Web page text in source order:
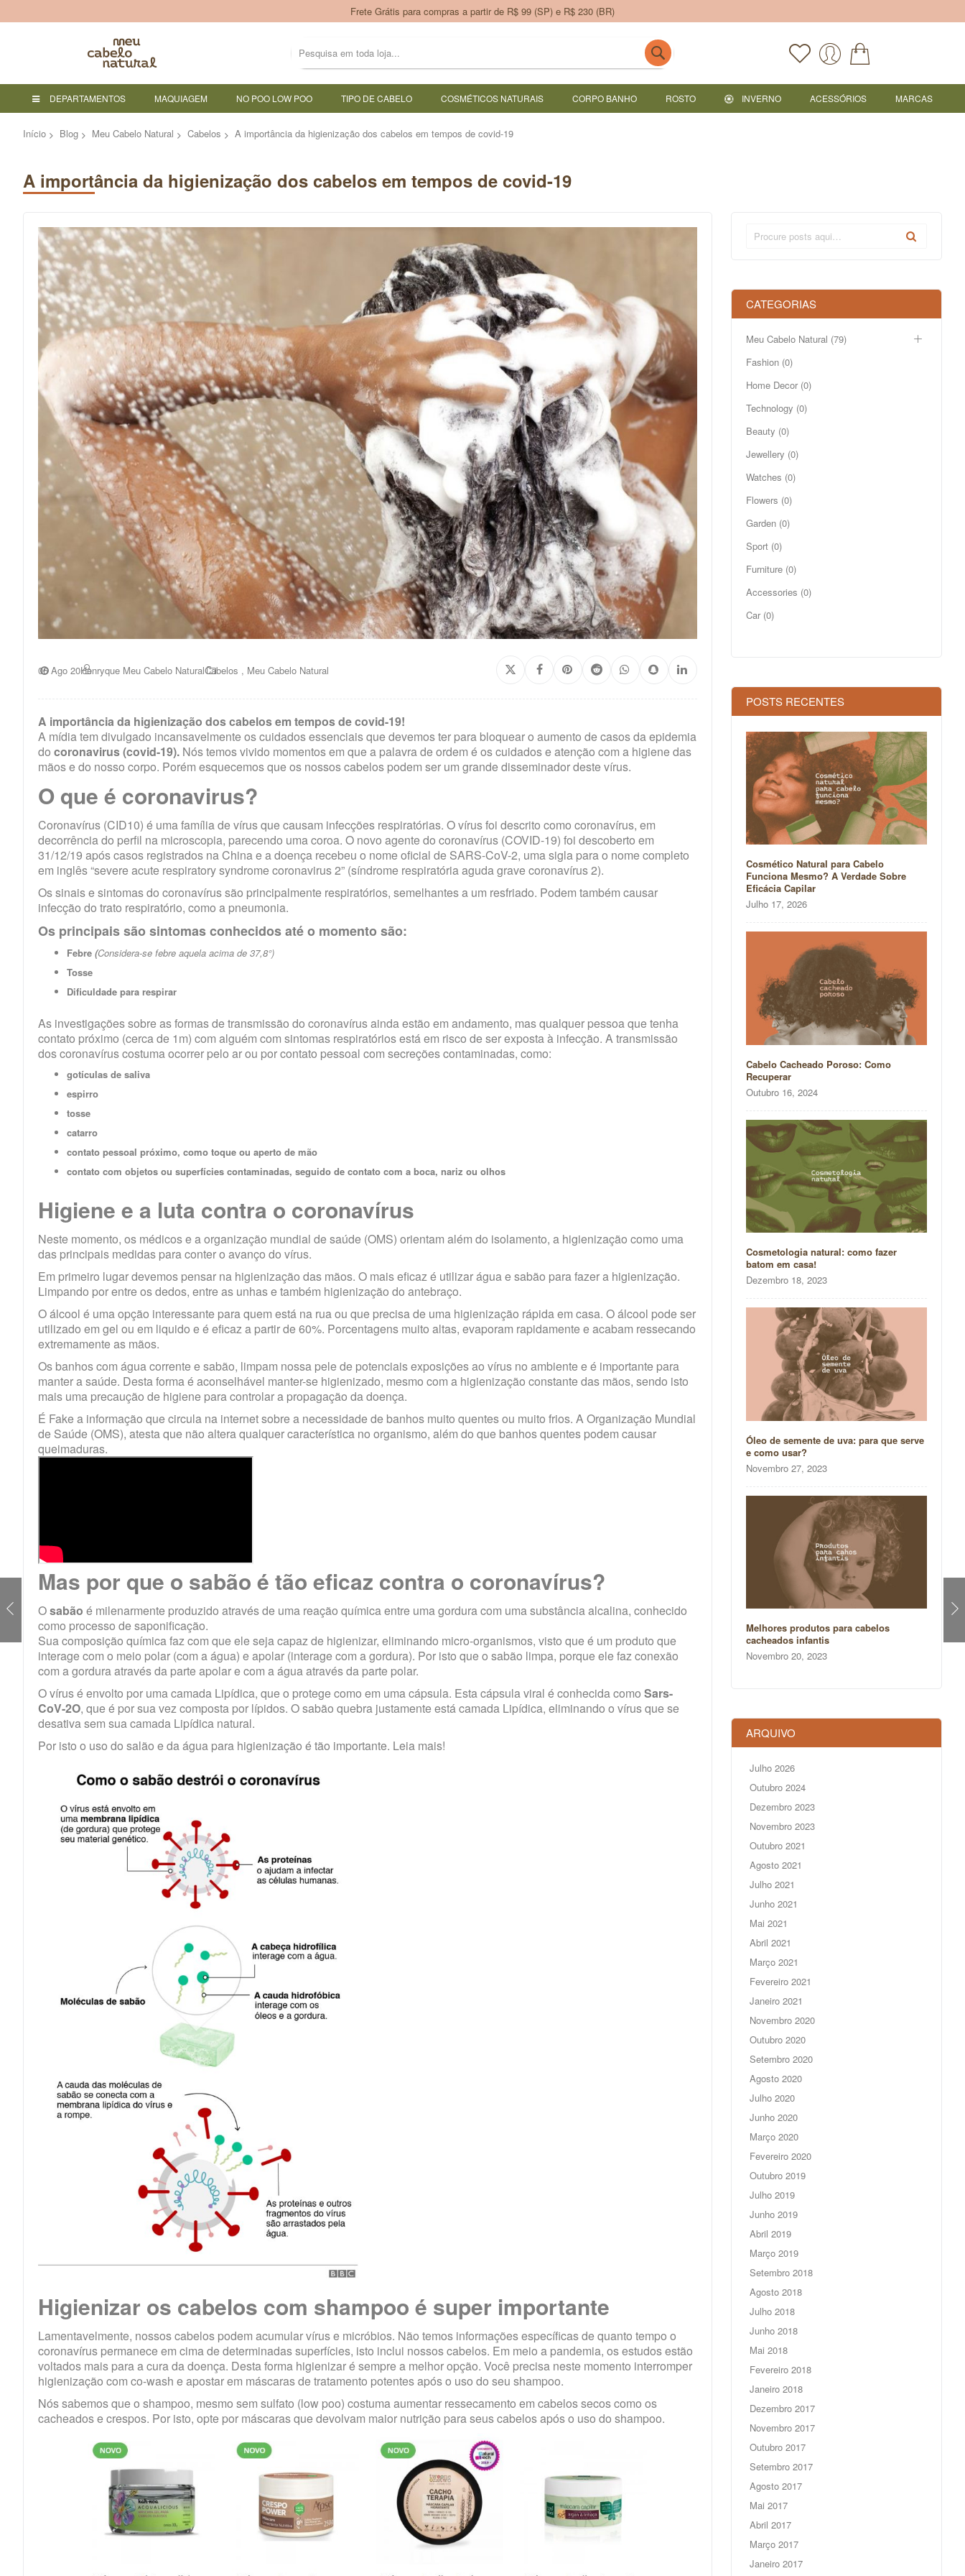
Frete Grátis para compras a partir de R$ 99 (SP) e R$ 230 (BR)
DEPARTAMENTOS MAQUIAGEM NO POO LOW POO TIPO DE CABELO COSMÉTICOS NATURAIS CORPO BANHO ROSTO INVERNO ACESSÓRIOS MARCAS
Início Blog Meu Cabelo Natural Cabelos A importância da higienização dos cabelos em tempos de covid-19
A importância da higienização dos cabelos em tempos de covid-19
06 Ago 20Henryque Meu Cabelo NaturalCabelos , Meu Cabelo Natural
A importância da higienização dos cabelos em tempos de covid-19!
A mídia tem divulgado incansavelmente os cuidados essenciais que devemos ter para bloquear o aumento de casos da epidemia
do coronavirus (covid-19). Nós temos vivido momentos em que a palavra de ordem é os cuidados e atenção com a higiene das
mãos e do nosso corpo. Porém esquecemos que os nossos cabelos podem ser um grande disseminador deste vírus.
O que é coronavirus?
Coronavírus (CID10) é uma família de vírus que causam infecções respiratórias. O vírus foi descrito como coronavírus, em
decorrência do perfil na microscopia, parecendo uma coroa. O novo agente do coronavírus (COVID-19) foi descoberto em
31/12/19 após casos registrados na China e a doença recebeu o nome oficial de SARS-CoV-2, uma sigla para o nome completo
em inglês “severe acute respiratory syndrome coronavirus 2” (síndrome respiratória aguda grave coronavírus 2).
Os sinais e sintomas do coronavírus são principalmente respiratórios, semelhantes a um resfriado. Podem também causar
infecção do trato respiratório, como a pneumonia.
Os principais são sintomas conhecidos até o momento são:
Febre (Considera-se febre aquela acima de 37,8°)
Tosse
Dificuldade para respirar
As investigações sobre as formas de transmissão do coronavírus ainda estão em andamento, mas qualquer pessoa que tenha
contato próximo (cerca de 1m) com alguém com sintomas respiratórios está em risco de ser exposta à infecção. A transmissão
dos coronavírus costuma ocorrer pelo ar ou por contato pessoal com secreções contaminadas, como:
gotículas de saliva
espirro
tosse
catarro
contato pessoal próximo, como toque ou aperto de mão
contato com objetos ou superfícies contaminadas, seguido de contato com a boca, nariz ou olhos
Higiene e a luta contra o coronavírus
Neste momento, os médicos e a organização mundial de saúde (OMS) orientam além do isolamento, a higienização como uma
das principais medidas para conter o avanço do vírus.
Em primeiro lugar devemos pensar na higienização das mãos. O mais eficaz é utilizar água e sabão para fazer a higienização.
Limpando por entre os dedos, entre as unhas e também higienização do antebraço.
O álcool é uma opção interessante para quem está na rua ou que precisa de uma higienização rápida em casa. O álcool pode ser
utilizado em gel ou em liquido e é eficaz a partir de 60%. Porcentagens muito altas, evaporam rapidamente e acabam ressecando
extremamente as mãos.
Os banhos com água corrente e sabão, limpam nossa pele de potenciais exposições ao vírus no ambiente e é importante para
manter a saúde. Desta forma é aconselhável manter-se higienizado, mesmo com a higienização constante das mãos, sendo isto
mais uma precaução de higiene para controlar a propagação da doença.
É Fake a informação que circula na internet sobre a necessidade de banhos muito quentes ou muito frios. A Organização Mundial
de Saúde (OMS), atesta que não altera qualquer característica no organismo, além do que banhos quentes podem causar
queimaduras.
Mas por que o sabão é tão eficaz contra o coronavírus?
Osabão é milenarmente produzido através de uma reação química entre uma gordura com uma substância alcalina, conhecido
como processo de saponificação.
Sua composição química faz com que ele seja capaz de higienizar, eliminando micro-organismos, visto que é um produto que
interage com o meio polar (com a água) e apolar (interage com a gordura). Por isto que o sabão limpa, porque ele faz conexão
com a gordura através da parte apolar e com a água através da parte polar.
O vírus é envolto por uma camada Lipídica, que o protege como em uma cápsula. Esta cápsula viral é conhecida como Sars-
CoV-2O, que é por sua vez composta por lípidos. O sabão quebra justamente está camada Lipídica, eliminando o vírus que se
desativa sem sua camada Lipídica natural.
Por isto o uso do salão e da água para higienização é tão importante. Leia mais!
Higienizar os cabelos com shampoo é super importante
Lamentavelmente, nossos cabelos podem acumular vírus e micróbios. Não temos informações específicas de quanto tempo o
coronavírus permanece em cima de determinadas superfícies, isto inclui nossos cabelos. Em meio a pandemia, os estudos estão
voltados mais para a cura da doença. Desta forma higienizar é sempre a melhor opção. Você precisa neste momento interromper
higienização com co-wash e apostar em máscaras de tratamento potentes após o uso do seu shampoo.
Nós sabemos que o shampoo, mesmo sem sulfato (low poo) costuma aumentar ressecamento em cabelos secos como os
cacheados e crespos. Por isto, opte por máscaras que devolvam maior nutrição para seus cabelos após o uso do shampoo.
CATEGORIAS
Meu Cabelo Natural (79)
Fashion (0)
Home Decor (0)
Technology (0)
Beauty (0)
Jewellery (0)
Watches (0)
Flowers (0)
Garden (0)
Sport (0)
Furniture (0)
Accessories (0)
Car (0)
POSTS RECENTES
Cosmético Natural para Cabelo
Funciona Mesmo? A Verdade Sobre
Eficácia Capilar
Julho 17, 2026
Cabelo Cacheado Poroso: Como
Recuperar
Outubro 16, 2024
Cosmetologia natural: como fazer
batom em casa!
Dezembro 18, 2023
Óleo de semente de uva: para que serve
e como usar?
Novembro 27, 2023
Melhores produtos para cabelos
cacheados infantis
Novembro 20, 2023
ARQUIVO
Julho 2026
Outubro 2024
Dezembro 2023
Novembro 2023
Outubro 2021
Agosto 2021
Julho 2021
Junho 2021
Mai 2021
Abril 2021
Março 2021
Fevereiro 2021
Janeiro 2021
Novembro 2020
Outubro 2020
Setembro 2020
Agosto 2020
Julho 2020
Junho 2020
Março 2020
Fevereiro 2020
Outubro 2019
Julho 2019
Junho 2019
Abril 2019
Março 2019
Setembro 2018
Agosto 2018
Julho 2018
Junho 2018
Mai 2018
Fevereiro 2018
Janeiro 2018
Dezembro 2017
Novembro 2017
Outubro 2017
Setembro 2017
Agosto 2017
Mai 2017
Abril 2017
Março 2017
Janeiro 2017